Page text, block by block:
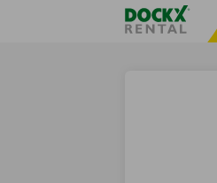
sitename